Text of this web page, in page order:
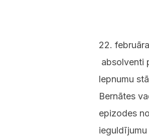
22.
absolventi
lepnumu
Bernātes
epizodes